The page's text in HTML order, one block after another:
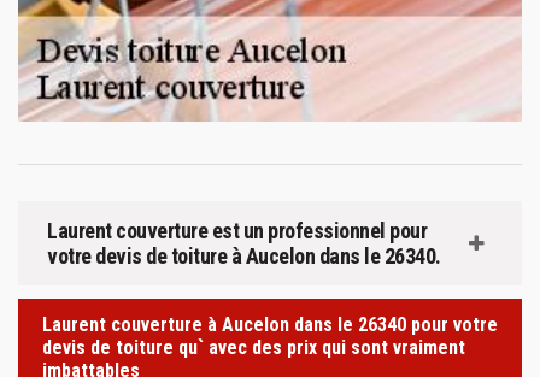
Laurent couverture est un professionnel pour
votre devis de toiture à Aucelon dans le 26340.
Laurent couverture à Aucelon dans le 26340 pour votre
devis de toiture qu` avec des prix qui sont vraiment
imbattables